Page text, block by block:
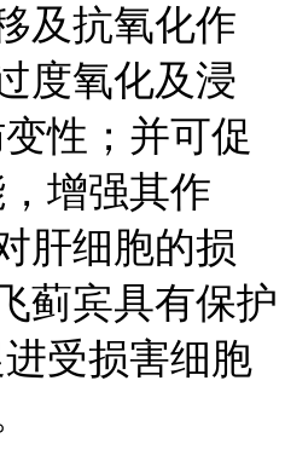
及抗氧化作
度氧化及浸
性；并可促
增强其作
肝细胞的损
蓟宾具有保护
受损害细胞